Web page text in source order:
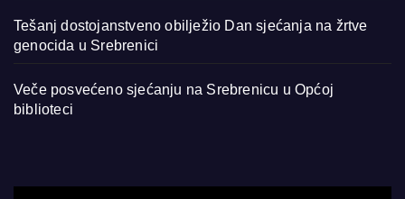
Tešanj dostojanstveno obilježio Dan sjećanja na žrtve
genocida u Srebrenici
Veče posvećeno sjećanju na Srebrenicu u Općoj
biblioteci